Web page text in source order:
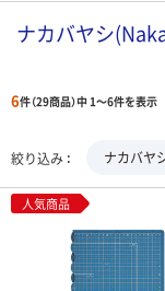
ナカバヤシ
6件（29商品）中 1～6件を表示
絞り込み ナカバヤ
人気商品